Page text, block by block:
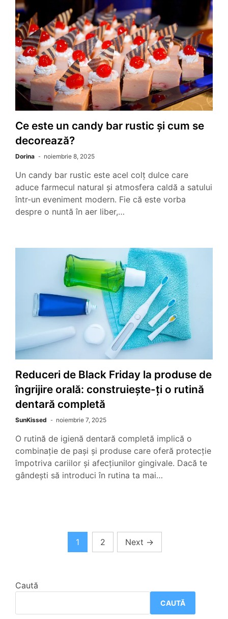
Ce este un candy bar rustic și cum se
decorează?
Dorina noiembrie 8, 2025
Un candy bar rustic este acel colț dulce care
aduce farmecul natural și atmosfera caldă a satului
într-un eveniment modern. Fie că este vorba
despre o nuntă în aer liber,…
Reduceri de Black Friday la produse de
îngrijire orală: construiește-ți o rutină
dentară completă
SunKissed noiembrie 7, 2025
O rutină de igienă dentară completă implică o
combinație de pași și produse care oferă protecție
împotriva cariilor și afecțiunilor gingivale. Dacă te
gândești să introduci în rutina ta mai…
1 2 Next →
Caută
CAUTĂ